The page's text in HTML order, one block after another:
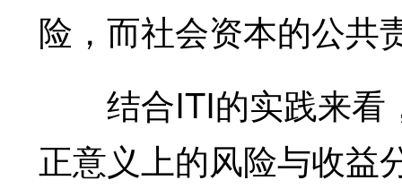
险，而社会资本的公共
结合ITI的实践来看
正意义上的风险与收益